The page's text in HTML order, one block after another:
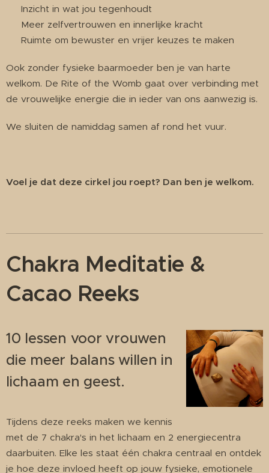
🔥 Inzicht in wat jou tegenhoudt
🔥 Meer zelfvertrouwen en innerlijke kracht
🔥 Ruimte om bewuster en vrijer keuzes te maken
Ook zonder fysieke baarmoeder ben je van harte
welkom. De Rite of the Womb gaat over verbinding met
de vrouwelijke energie die in ieder van ons aanwezig is.
We sluiten de namiddag samen af rond het vuur.
Voel je dat deze cirkel jou roept? Dan ben je welkom.
Chakra Meditatie &
Cacao Reeks
10 lessen voor vrouwen
die meer balans willen in
lichaam en geest.
Tijdens deze reeks maken we kennis
met de 7 chakra's in het lichaam en 2 energiecentra
daarbuiten. Elke les staat één chakra centraal en ontdek
je hoe deze invloed heeft op jouw fysieke, emotionele